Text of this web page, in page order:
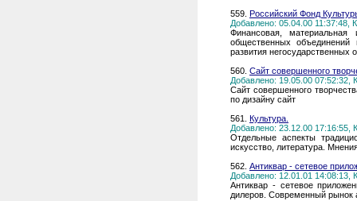
559. Российский Фонд
Добавлено: 05.04.00 11:37:48,
Финансовая, материальная
общественных объединений
развития негосударственных
560. Сайт совершенного
Добавлено: 19.05.00 07:52:32,
Сайт совершенного
по дизайну сайт
561. Культура.
Добавлено: 23.12.00 17:16:55,
Отдельные аспекты
искусство, литература.
562. Антиквар - сетевое
Добавлено: 12.01.01 14:08:13,
Антиквар - сетевое
дилеров. Современный рынок